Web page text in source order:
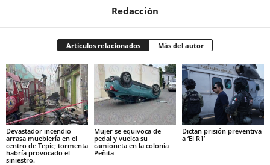
Redacción
Artículos relacionados Más del autor
Devastador incendio
arrasa mueblería en el
centro de Tepic; tormenta
habría provocado el
siniestro.
Mujer se equivoca de
pedal y vuelca su
camioneta en la colonia
Peñita
Dictan prisión preventiva
a ‘El R1’